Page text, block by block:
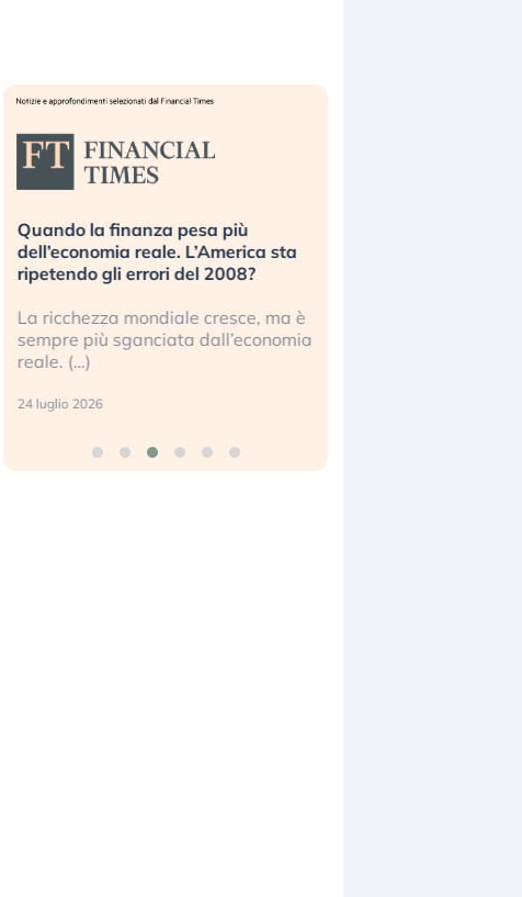
Quando la finanza pesa più
dell’economia reale. L’America sta
ripetendo gli errori del 2008?
La ricchezza mondiale cresce, ma è
sempre più sganciata dall’economia
reale. (…)
24 luglio 2026